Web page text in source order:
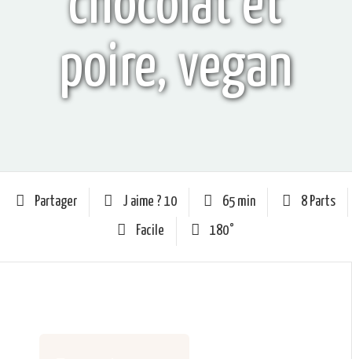
poire, vegan
Partager J aime ? 10 65 min 8 Parts
Facile 180°